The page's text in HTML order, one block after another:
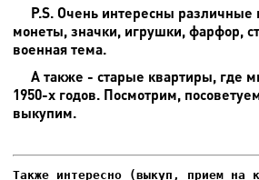
P.S. Очень интересны различные
монеты, значки, игрушки, фарфор,
военная тема.
А также - старые квартиры, где
1950-х годов. Посмотрим,
выкупим.